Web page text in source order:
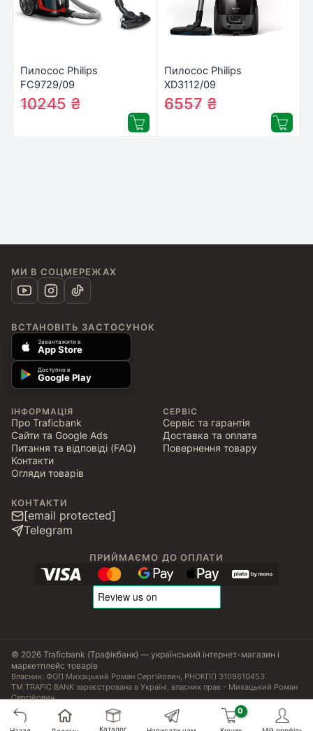
Пилосос Philips
FC9729/09
11061₴
10245 ₴
Пилосос Philips
XD3112/09
7039₴
6557 ₴
МИ В СОЦМЕРЕЖАХ
ВСТАНОВІТЬ ЗАСТОСУНОК
Завантажити в
App Store
Доступно в
Google Play
ІНФОРМАЦІЯ
Про Traficbank
Сайти та Google Ads
Питання та відповіді (FAQ)
Контакти
Огляди товарів
СЕРВІС
Сервіс та гарантія
Доставка та оплата
Повернення товару
КОНТАКТИ
[email protected]
Telegram
ПРИЙМАЄМО ДО ОПЛАТИ
© 2026 Traficbank (Трафікбанк) — український інтернет-магазин і
маркетплейс товарів
Власник: ФОП Михацький Роман Сергійович, РНОКПП 3109610453.
ТМ TRAFIC BANK зареєстрована в Україні, власник прав - Михацький Роман
Сергійович.
Угода користувача Політика конфіденційності
Публічна оферта
Налаштування CookiesСертифікати, ліцензії та патенти
Каталог